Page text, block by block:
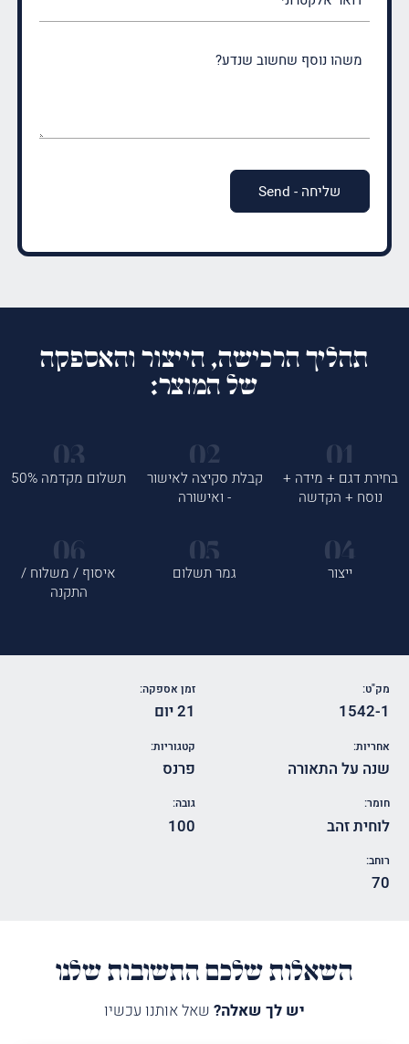
תהליך הרכישה, הייצור והאספקה
של המוצר:
בחירת דגם + מידה +
נוסח + הקדשה
קבלת סקיצה לאישור
- ואישורה
תשלום מקדמה 50%
ייצור גמר תשלום
איסוף / משלוח /
התקנה
מק"ט:
1542-1
זמן אספקה:
21 יום
אחריות:
שנה על התאורה
קטגוריות:
פרנס
חומר:
לוחית זהב
גובה:
100
רוחב:
70
השאלות שלכם התשובות שלנו
יש לך שאלה? שאל אותנו עכשיו